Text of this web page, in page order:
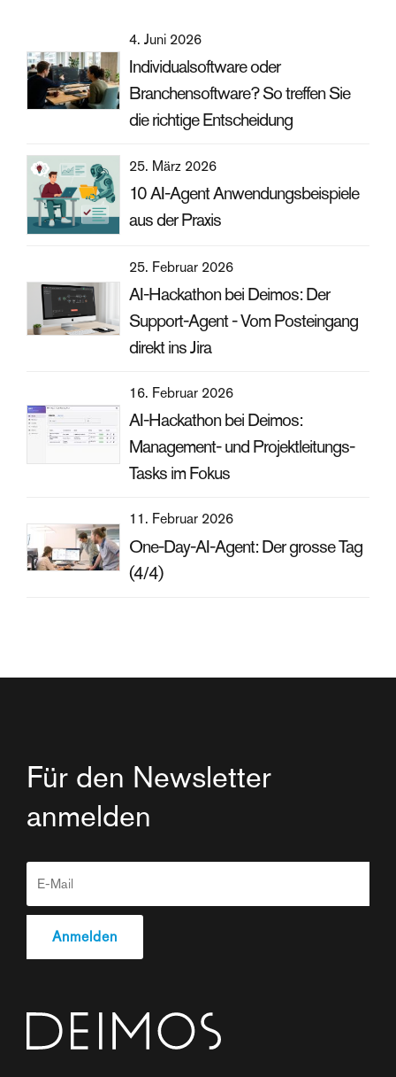
4. Juni 2026
Individualsoftware oder
Branchensoftware? So treffen Sie
die richtige Entscheidung
25. März 2026
10 AI-Agent Anwendungsbeispiele
aus der Praxis
25. Februar 2026
AI-Hackathon bei Deimos: Der
Support-Agent - Vom Posteingang
direkt ins Jira
16. Februar 2026
AI-Hackathon bei Deimos:
Management- und Projektleitungs-
Tasks im Fokus
11. Februar 2026
One-Day-AI-Agent: Der grosse Tag
(4/4)
Für den Newsletter
anmelden